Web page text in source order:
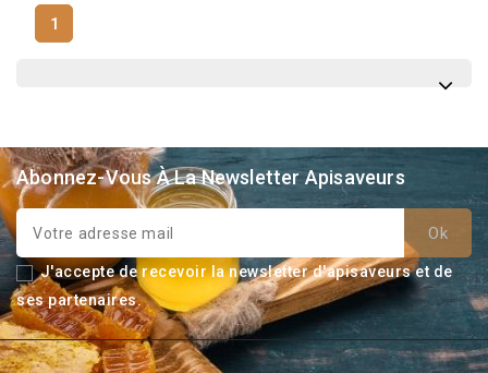
1
Abonnez-Vous À La Newsletter Apisaveurs
J'accepte de recevoir la newsletter d'apisaveurs et de
ses partenaires.